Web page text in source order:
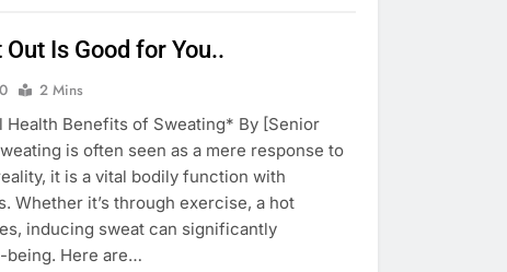
Is Good for You..
0
2 Mins
Benefits of Sweating* By [Senior
is often seen as a mere response to
it is a vital bodily function with
Whether it’s through exercise, a hot
inducing sweat can significantly
being. Here are…